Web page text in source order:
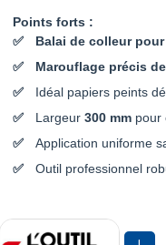
Points forts :
Balai de colleur
Marouflage précis
Idéal papiers peints
Largeur 300 mmpour
Application uniforme
Outil professionnel